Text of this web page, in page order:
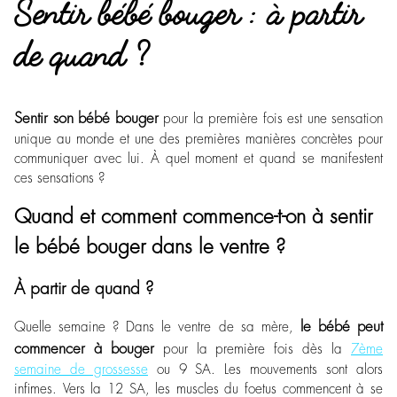
Sentir bébé bouger : à partir
de quand ?
Sentir son bébé bougerpour la première fois est une sensation
unique au monde et une des premières manières concrètes pour
communiquer avec lui. À quel moment et quand se manifestent
ces sensations ?
Quand et comment commence-t-on à sentir
le bébé bouger dans le ventre ?
À partir de quand ?
Quelle semaine ? Dans le ventre de sa mère,
le bébé peut
commencer à bougerpour la première fois dès la 7ème
semaine de grossesseou 9 SA. Les mouvements sont alors
infimes. Vers la 12 SA, les muscles du foetus commencent à se